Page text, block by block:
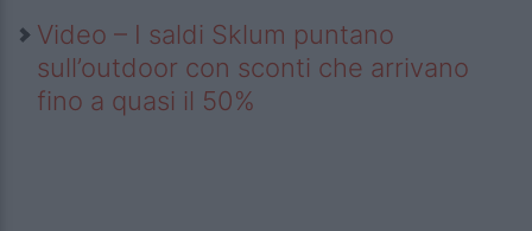
Video – I saldi Sklum puntano
sull’outdoor con sconti che arrivano
fino a quasi il 50%